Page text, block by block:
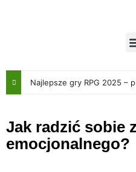
Jak radzić sobie
emocjonalnego?